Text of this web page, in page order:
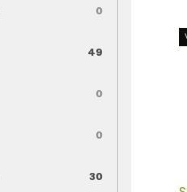
0
49
0
0
30